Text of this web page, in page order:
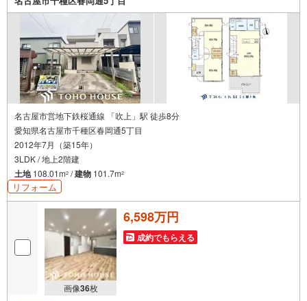
でもご相談ください。現地待ち合わせや物件最寄り駅まで
の送迎も可能です。まずはお気軽にお電話を！
名古屋市営地下鉄桜通線 「吹上」駅 徒歩8分
愛知県名古屋市千種区春岡通5丁目
2012年7月（築15年）
3LDK / 地上2階建
土地108.01m2 /建物 101.7m2
リフォーム
画像36枚
6,598万円
成約でもらえる